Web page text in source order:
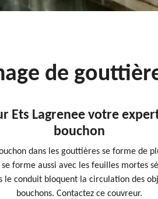
de
Ets Lagrenee votre
bouchon
dans les gouttières se forme de
forme aussi avec les feuilles mortes
conduit bloquent la circulation des
bouchons. Contactez ce couvreur.